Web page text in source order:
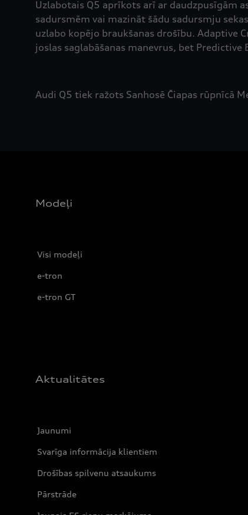
Uzlabotais Q5 aprīkots arī ar daudzpusīgām
sadursmēm vai mazināt šādu sadursmju
uzlabo kopējo braukšanas drošību. Adaptive
joslas saglabāšanas manevrus, bet
Audi Q5 tiek ražots Sanhosē Čiapas rūpnīcā
Modeļi
Visi modeļi
e-tron
e-tron GT
Aktualitātes
Jaunumi
Svarīga informācija klientiem
Drošības spilvenu atsaukums
Pārstrāde